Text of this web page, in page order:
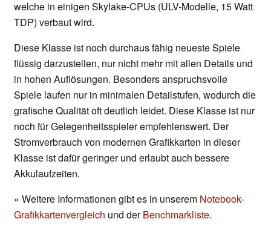
welche in einigen Skylake-CPUs (ULV-Modelle, 15 Watt
TDP) verbaut wird.
Diese Klasse ist noch durchaus fähig neueste Spiele
flüssig darzustellen, nur nicht mehr mit allen Details und
in hohen Auflösungen. Besonders anspruchsvolle
Spiele laufen nur in minimalen Detailstufen, wodurch die
grafische Qualität oft deutlich leidet. Diese Klasse ist nur
noch für Gelegenheitsspieler empfehlenswert. Der
Stromverbrauch von modernen Grafikkarten in dieser
Klasse ist dafür geringer und erlaubt auch bessere
Akkulaufzeiten.
» Weitere Informationen gibt es in unserem Notebook-
Grafikkartenvergleich und derBenchmarkliste.